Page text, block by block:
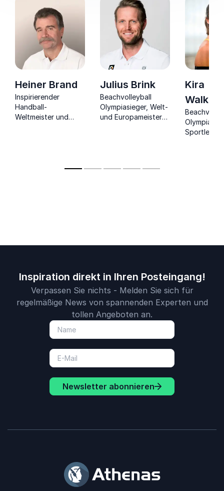
Heiner Brand
Inspirierender
Handball-
Weltmeister und
Julius Brink
Beachvolleyball
Olympiasieger, Welt-
und Europameister
Unternehmenserfolg.
Kira
Sportlerin
Inspiration direkt in Ihren Posteingang!
Verpassen Sie nichts - Melden Sie sich für
regelmäßige News von spannenden Experten und
tollen Angeboten an.
Newsletter abonnieren